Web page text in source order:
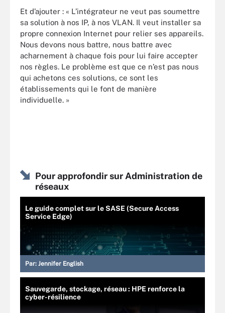
Et d’ajouter : « L’intégrateur ne veut pas soumettre
sa solution à nos IP, à nos VLAN. Il veut installer sa
propre connexion Internet pour relier ses appareils.
Nous devons nous battre, nous battre avec
acharnement à chaque fois pour lui faire accepter
nos règles. Le problème est que ce n’est pas nous
qui achetons ces solutions, ce sont les
établissements qui le font de manière
individuelle. »
Pour approfondir sur Administration de
réseaux
Le guide complet sur le SASE (Secure Access
Service Edge)
Par: Jennifer English
Sauvegarde, stockage, réseau : HPE renforce la
cyber-résilience